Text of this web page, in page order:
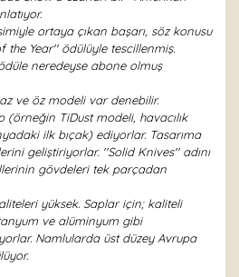
ortaya çıkan başarı, söz konusu
Year'' ödülüyle tescillenmiş.
neredeyse abone olmuş
ve öz modeli var denebilir.
(örneğin TiDust modeli, havacılık
ilk bıçak) ediyorlar. Tasarıma
geliştiriyorlar. ''Solid Knives'' adını
gövdeleri tek parçadan
yüksek. Saplar için; kaliteli
ve alüminyum gibi
Namlularda üst düzey Avrupa